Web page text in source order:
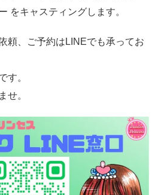
をキャスティングします。
頼、ご予約はLINEでも承ってお
す。
せ。